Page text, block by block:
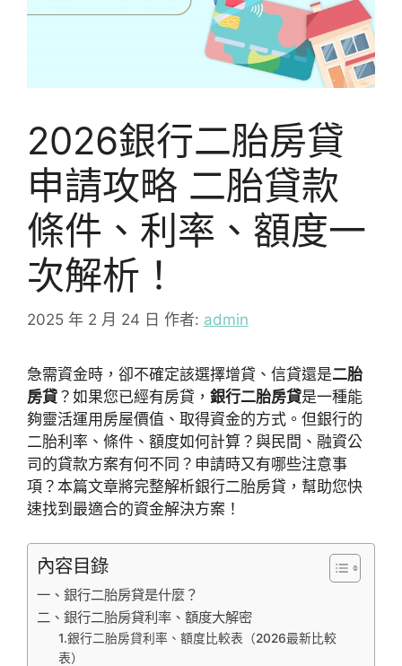
2026銀行二胎房貸
申請攻略 二胎貸款
條件、利率、額度一
次解析！
2025 年 2 月 24 日 作者: admin
急需資金時，卻不確定該選擇增貸、信貸還是二胎
房貸 ？如果您已經有房貸， 銀行二胎房貸是一種能
夠靈活運用房屋價值、取得資金的方式。但銀行的
二胎利率、條件、額度如何計算？與民間、融資公
司的貸款方案有何不同？申請時又有哪些注意事
項？本篇文章將完整解析銀行二胎房貸，幫助您快
速找到最適合的資金解決方案！
內容目錄
一、銀行二胎房貸是什麼？
二、銀行二胎房貸利率、額度大解密
1.銀行二胎房貸利率、額度比較表（2026最新比較
表）